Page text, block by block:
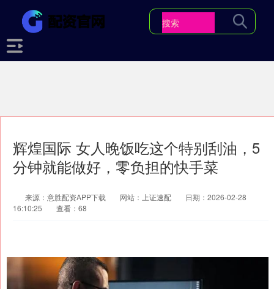
辉煌国际 女人晚饭吃这个特别刮油，5
分钟就能做好，零负担的快手菜
来源：意胜配资APP下载 网站：上证速配
日期：2026-02-28
16:10:25
查看：68